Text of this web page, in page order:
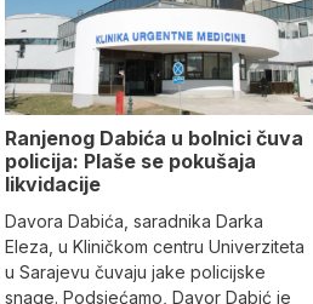
Ranjenog Dabića u bolnici čuva
policija: Plaše se pokušaja
likvidacije
Davora Dabića, saradnika Darka
Eleza, u Kliničkom centru Univerziteta
u Sarajevu čuvaju jake policijske
snage. Podsjećamo, Davor Dabić je